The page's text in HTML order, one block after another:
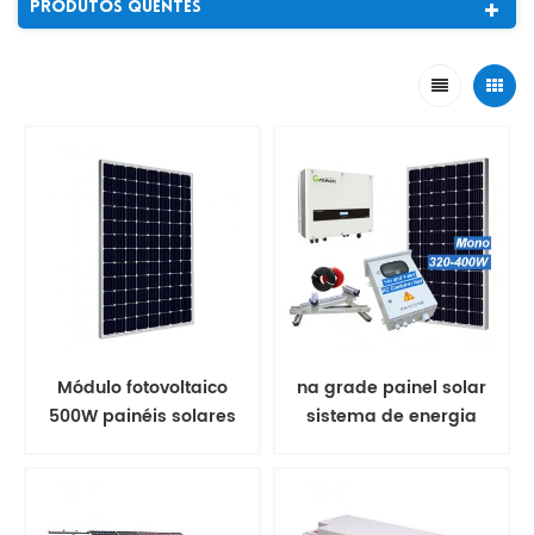
Produtos Quentes
Módulo fotovoltaico
500W painéis solares
na grade painel solar
sistema de energia